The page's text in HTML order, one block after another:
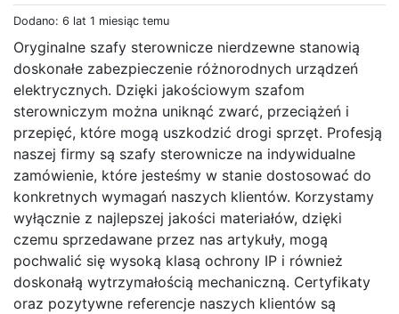
Dodano: 6 lat 1 miesiąc temu
Oryginalne szafy sterownicze nierdzewne stanowią
doskonałe zabezpieczenie różnorodnych urządzeń
elektrycznych. Dzięki jakościowym szafom
sterowniczym można uniknąć zwarć, przeciążeń i
przepięć, które mogą uszkodzić drogi sprzęt. Profesją
naszej firmy są szafy sterownicze na indywidualne
zamówienie, które jesteśmy w stanie dostosować do
konkretnych wymagań naszych klientów. Korzystamy
wyłącznie z najlepszej jakości materiałów, dzięki
czemu sprzedawane przez nas artykuły, mogą
pochwalić się wysoką klasą ochrony IP i również
doskonałą wytrzymałością mechaniczną. Certyfikaty
oraz pozytywne referencje naszych klientów są